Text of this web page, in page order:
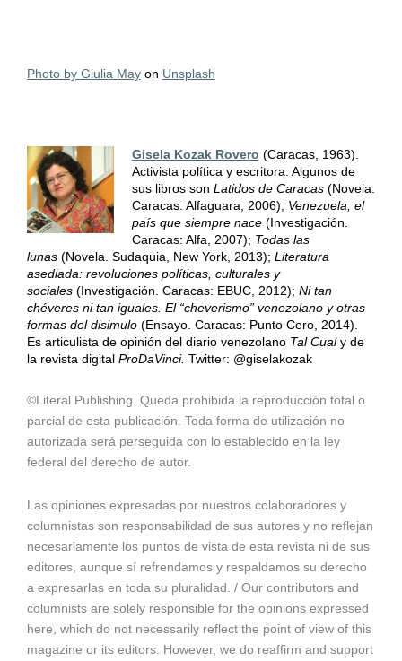
Photo by Giulia Mayon Unsplash
Gisela Kozak Rovero (Caracas, 1963).
Activista política y escritora. Algunos de
sus libros son Latidos de Caracas(Novela.
Caracas: Alfaguara, 2006); Venezuela, el
país que siempre nace (Investigación.
Caracas: Alfa, 2007); Todas las
lunas(Novela. Sudaquia, New York, 2013); Literatura
asediada: revoluciones políticas, culturales y
sociales (Investigación. Caracas: EBUC, 2012); Ni tan
chéveres ni tan iguales. El “cheverismo” venezolano y otras
formas del disimulo(Ensayo. Caracas: Punto Cero, 2014).
Es articulista de opinión del diario venezolano Tal Cualy de
la revista digital ProDaVinci. Twitter: @giselakozak
©Literal Publishing. Queda prohibida la reproducción total o
parcial de esta publicación. Toda forma de utilización no
autorizada será perseguida con lo establecido en la ley
federal del derecho de autor.
Las opiniones expresadas por nuestros colaboradores y
columnistas son responsabilidad de sus autores y no reflejan
necesariamente los puntos de vista de esta revista ni de sus
editores, aunque sí refrendamos y respaldamos su derecho
a expresarlas en toda su pluralidad. / Our contributors and
columnists are solely responsible for the opinions expressed
here, which do not necessarily reflect the point of view of this
magazine or its editors. However, we do reaffirm and support